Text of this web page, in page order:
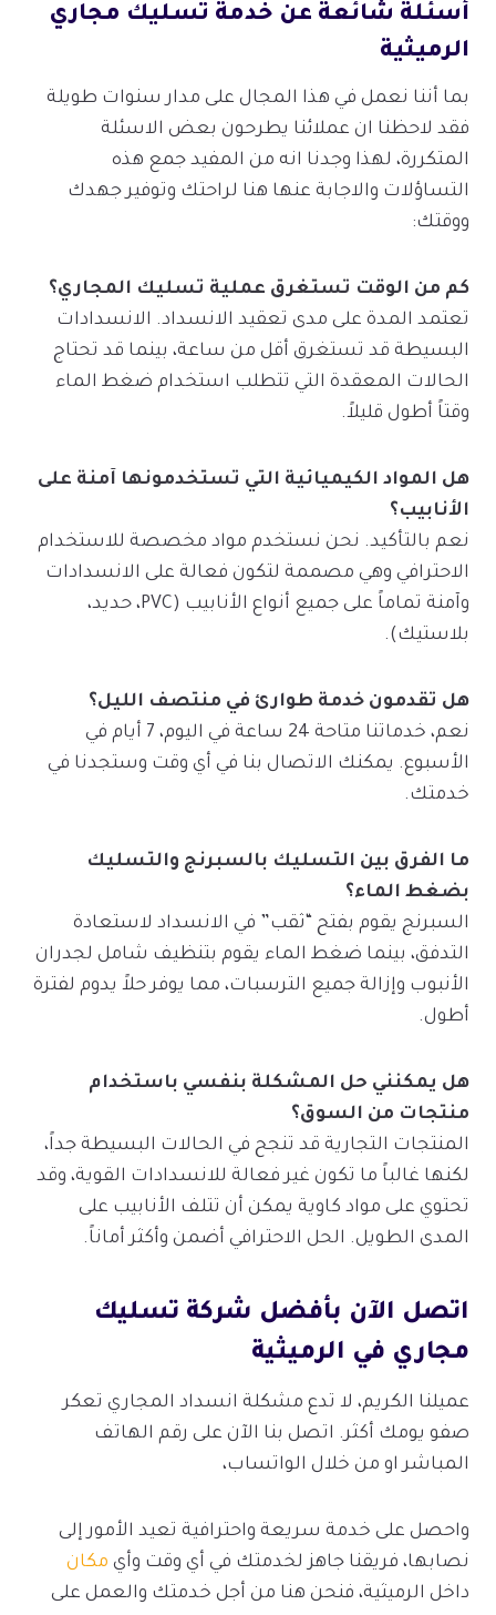
أسئلة شائعة عن خدمة تسليك مجاري
الرميثية
بما أننا نعمل في هذا المجال على مدار سنوات طويلة
فقد لاحظنا ان عملائنا يطرحون بعض الاسئلة
المتكررة، لهذا وجدنا انه من المفيد جمع هذه
التساؤلات والاجابة عنها هنا لراحتك وتوفير جهدك
ووقتك:
كم من الوقت تستغرق عملية تسليك المجاري؟
تعتمد المدة على مدى تعقيد الانسداد. الانسدادات
البسيطة قد تستغرق أقل من ساعة، بينما قد تحتاج
الحالات المعقدة التي تتطلب استخدام ضغط الماء
وقتاً أطول قليلاً.
هل المواد الكيميائية التي تستخدمونها آمنة على
الأنابيب؟
نعم بالتأكيد. نحن نستخدم مواد مخصصة للاستخدام
الاحترافي وهي مصممة لتكون فعالة على الانسدادات
وآمنة تماماً على جميع أنواع الأنابيب (PVC، حديد،
بلاستيك).
هل تقدمون خدمة طوارئ في منتصف الليل؟
نعم، خدماتنا متاحة 24 ساعة في اليوم، 7 أيام في
الأسبوع. يمكنك الاتصال بنا في أي وقت وستجدنا في
خدمتك.
ما الفرق بين التسليك بالسبرنج والتسليك
بضغط الماء؟
السبرنج يقوم بفتح “ثقب” في الانسداد لاستعادة
التدفق، بينما ضغط الماء يقوم بتنظيف شامل لجدران
الأنبوب وإزالة جميع الترسبات، مما يوفر حلاً يدوم لفترة
أطول.
هل يمكنني حل المشكلة بنفسي باستخدام
منتجات من السوق؟
المنتجات التجارية قد تنجح في الحالات البسيطة جداً،
لكنها غالباً ما تكون غير فعالة للانسدادات القوية، وقد
تحتوي على مواد كاوية يمكن أن تتلف الأنابيب على
المدى الطويل. الحل الاحترافي أضمن وأكثر أماناً.
اتصل الآن بأفضل شركة تسليك
مجاري في الرميثية
عميلنا الكريم، لا تدع مشكلة انسداد المجاري تعكر
صفو يومك أكثر. اتصل بنا الآن على رقم الهاتف
المباشر او من خلال الواتساب،
واحصل على خدمة سريعة واحترافية تعيد الأمور إلى
نصابها، فريقنا جاهز لخدمتك في أي وقت وأي مكان
داخل الرميثية، فنحن هنا من أجل خدمتك والعمل على